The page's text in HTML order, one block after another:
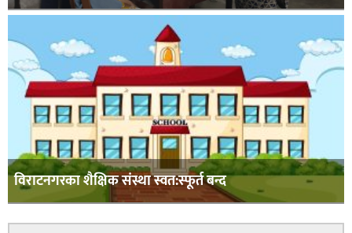
विराटनगरका शैक्षिक संस्था स्वत:स्फूर्त बन्द